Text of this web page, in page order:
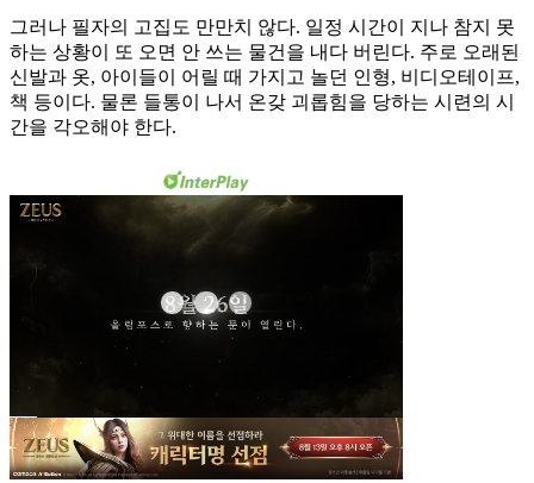
그러나 필자의 고집도 만만치 않다. 일정 시간이 지나 참지 못
하는 상황이 또 오면 안 쓰는 물건을 내다 버린다. 주로 오래된
신발과 옷, 아이들이 어릴 때 가지고 놀던 인형, 비디오테이프,
책 등이다. 물론 들통이 나서 온갖 괴롭힘을 당하는 시련의 시
간을 각오해야 한다.